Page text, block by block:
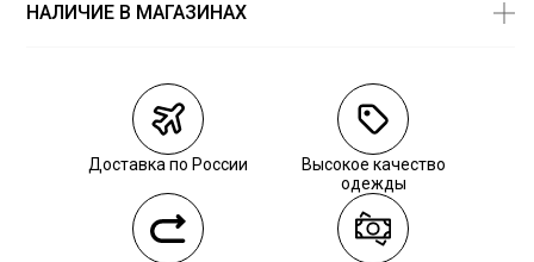
Курьерская доставка СДЭК
Самовывоз из пункта выдачи СДЭК
Самовывоз из наших магазинов
Курьерская доставка СДЭК
НАЛИЧИЕ В МАГАЗИНАХ
Доставка по России
Высокое качество
одежды